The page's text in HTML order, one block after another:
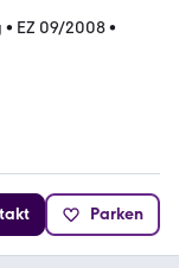
• EZ 09/2008•
Parken